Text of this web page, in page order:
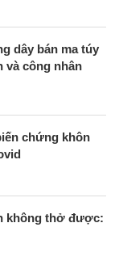
dây bán ma túy
và công nhân
chứng khôn
không thở được: